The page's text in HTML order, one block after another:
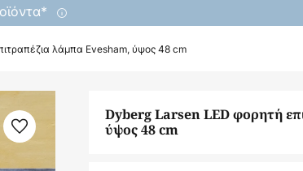
λάμπα Evesham, ύψος 48 cm
Dyberg Larsen LED φορητή
ύψος 48 cm